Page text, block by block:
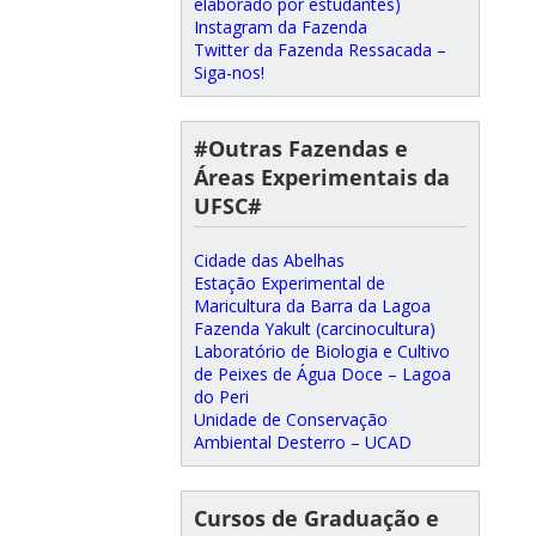
Instagram da Fazenda
Twitter da Fazenda Ressacada –
Siga-nos!
#Outras Fazendas e
Áreas Experimentais da
UFSC#
Cidade das Abelhas
Estação Experimental de
Maricultura da Barra da Lagoa
Fazenda Yakult (carcinocultura)
Laboratório de Biologia e Cultivo
de Peixes de Água Doce – Lagoa
do Peri
Unidade de Conservação
Ambiental Desterro – UCAD
Cursos de Graduação e